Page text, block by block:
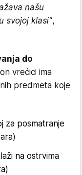
našu
svojoj klasi",
do
vrećici ima
predmeta koje
za posmatranje
na ostrvima